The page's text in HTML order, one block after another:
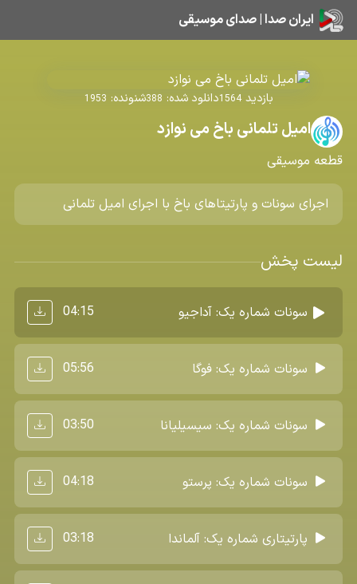
ایران صدا | صدای موسیقی
بازدید 1564دانلود شده: 388شنونده: 1953
امیل تلمانی باخ می نوازد
قطعه موسیقی
اجرای سونات و پارتیتاهای باخ با اجرای امیل تلمانی
لیست پخش
سونات شماره یک: آداجیو 04:15
سونات شماره یک: فوگا 05:56
سونات شماره یک: سیسیلیانا 03:50
سونات شماره یک: پرستو 04:18
پارتیتاری شماره یک: آلماندا 03:18